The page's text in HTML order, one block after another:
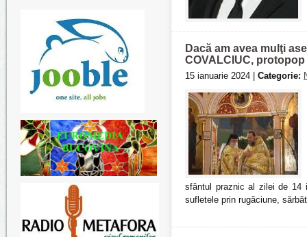
Dacă am avea mulţi
COVALCIUC,
15 ianuarie 2024 | Categorie:
sfântul praznic al zilei de 14
sufletele prin rugăciune,